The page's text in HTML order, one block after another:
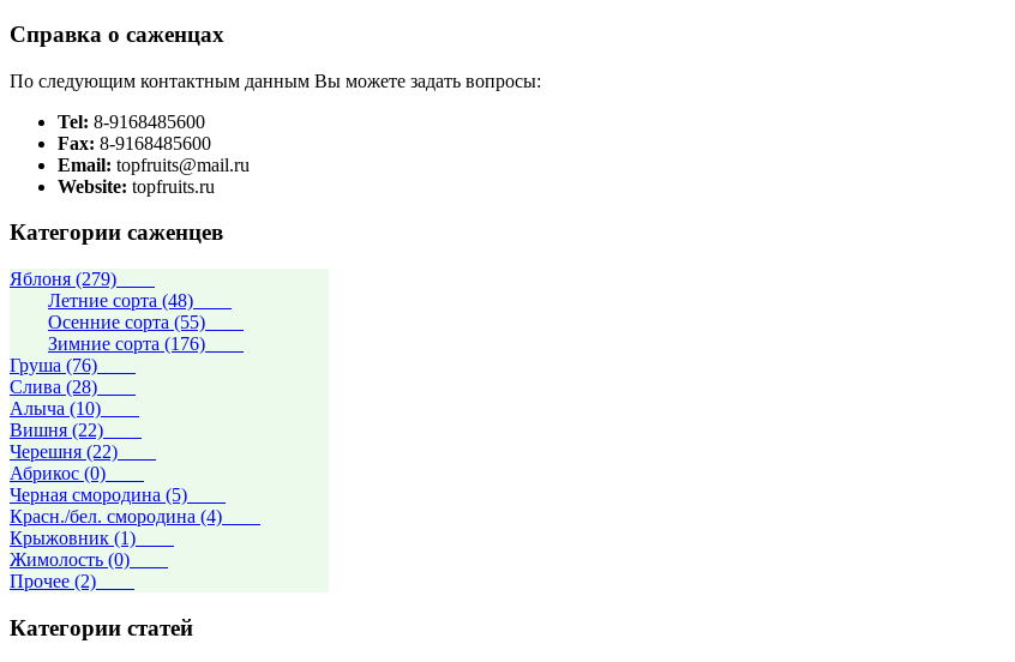
Справка о саженцах
По следующим контактным данным Вы можете задать вопросы:
Tel: 8-9168485600
Fax: 8-9168485600
Email: topfruits@mail.ru
Website: topfruits.ru
Категории саженцев
Яблоня (279)
Летние сорта (48)
Осенние сорта (55)
Зимние сорта (176)
Груша (76)
Слива (28)
Алыча (10)
Вишня (22)
Черешня (22)
Абрикос (0)
Черная смородина (5)
Красн./бел. смородина (4)
Крыжовник (1)
Жимолость (0)
Прочее (2)
Категории статей